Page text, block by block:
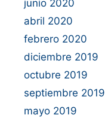
junio 2020
abril 2020
febrero 2020
diciembre 2019
octubre 2019
septiembre 2019
mayo 2019